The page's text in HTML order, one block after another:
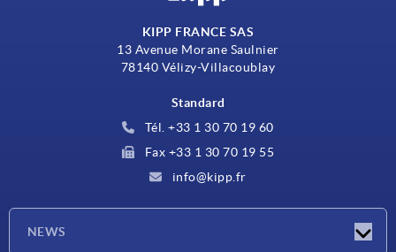
KIPP FRANCE SAS
13 Avenue Morane Saulnier
78140 Vélizy-Villacoublay
Standard
Tél. +33 1 30 70 19 60
Fax +33 1 30 70 19 55
info@kipp.fr
NEWS